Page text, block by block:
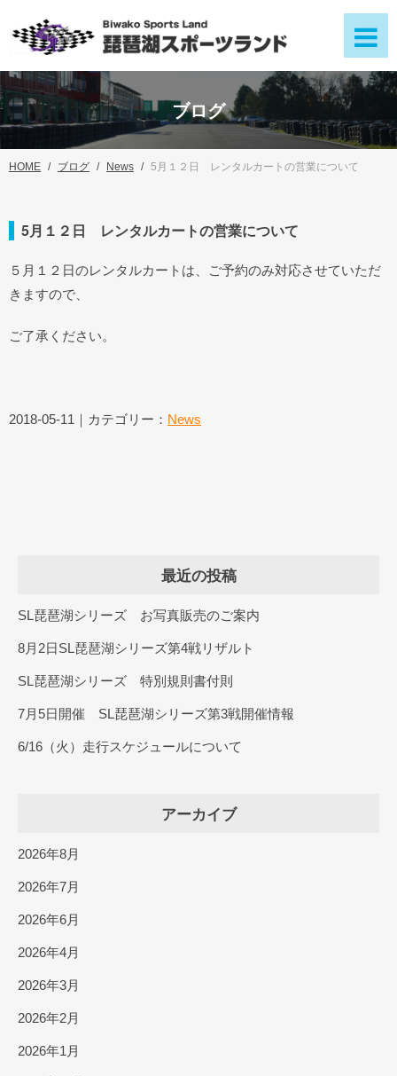
ブログ
HOME ブログ News 5月１２日 レンタルカートの営業について
5月１２日 レンタルカートの営業について
５月１２日のレンタルカートは、ご予約のみ対応させていただ
きますので、
ご了承ください。
2018-05-11｜カテゴリー： News
最近の投稿
SL琵琶湖シリーズ お写真販売のご案内
8月2日SL琵琶湖シリーズ第4戦リザルト
SL琵琶湖シリーズ 特別規則書付則
7月5日開催 SL琵琶湖シリーズ第3戦開催情報
6/16（火）走行スケジュールについて
アーカイブ
2026年8月
2026年7月
2026年6月
2026年4月
2026年3月
2026年2月
2026年1月